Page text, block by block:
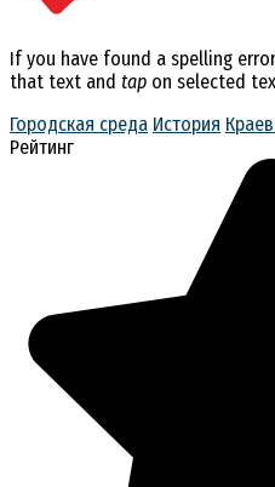
If you have found a spelling
that text and tap on selected
Городская среда История
Рейтинг